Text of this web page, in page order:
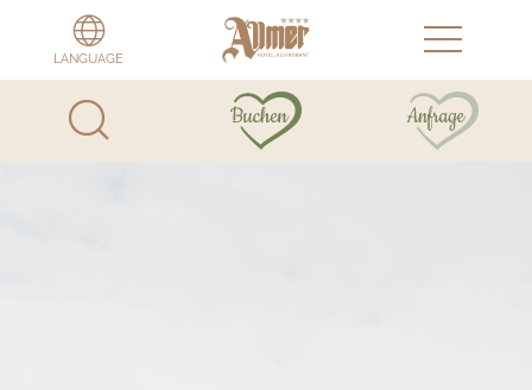
LANGUAGE